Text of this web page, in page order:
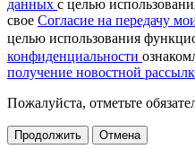
данных с целью
свое Согласие на передачу
целью использования
конфиденциальности
получение новостной
Пожалуйста, отметьте
Продолжить Отмена